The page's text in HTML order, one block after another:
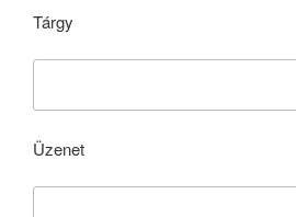
Tárgy
Üzenet